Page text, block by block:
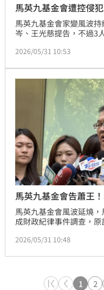
馬英九基金會遭控侵
馬英九基金會家變風波
岑、王光慈提告，不過3
權而侵犯董事會職權之舉
2026/05/31 10:53
馬英九基金會告蕭王
馬英九基金會風波延燒
成財政紀律事件調查，
論，並以基金會名義對前
發言人李德維今（31日
事會的做法，三人小組
2026/05/31 10:48
1 2